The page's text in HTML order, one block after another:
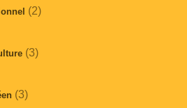
(2)
(3)
(3)